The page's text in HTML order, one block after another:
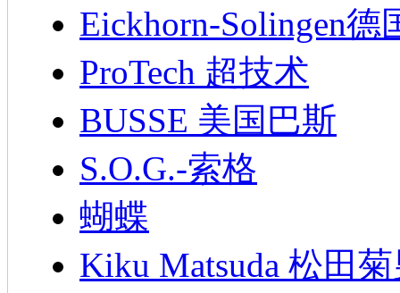
Eickhorn-Solingen德
ProTech 超技术
BUSSE 美国巴斯
S.O.G.-索格
蝴蝶
Kiku Matsuda 松田